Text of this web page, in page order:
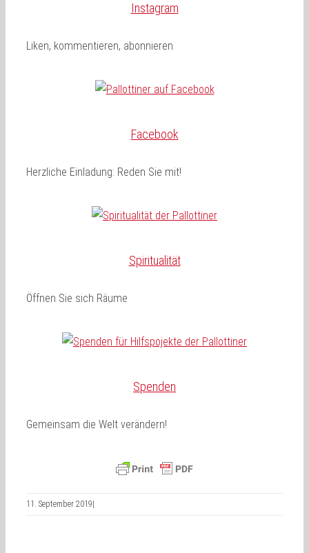
Instagram
Liken, kommentieren, abonnieren
Facebook
Herzliche Einladung: Reden Sie mit!
Spiritualität
Öffnen Sie sich Räume
Spenden
Gemeinsam die Welt verändern!
11. September 2019